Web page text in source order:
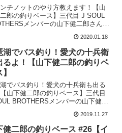
チノットのやり方教えます！【山
郎の釣りベース】三代目 J SOUL
メンバーの山下健二郎さんが
下健二郎の釣りベース』！！今回は
ンチノットのやり方教えます！』
...
2020.01.18
湖でバス釣り！愛犬の十兵衛
るよ！【山下健二郎の釣りベ
でバス釣り！愛犬の十兵衛も出る
山下健二郎の釣りベース】三代目
BROTHERSメンバーの山下健二
も『山下健二郎の釣りベース』！！
『琵琶湖でバス釣り！愛犬の十兵
2019.11.27
健二郎の釣りベース #26【イ